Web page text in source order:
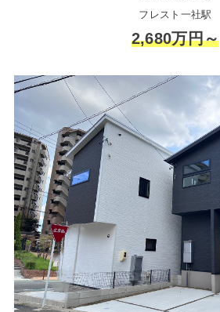
フレスト一社駅
2,680万円～